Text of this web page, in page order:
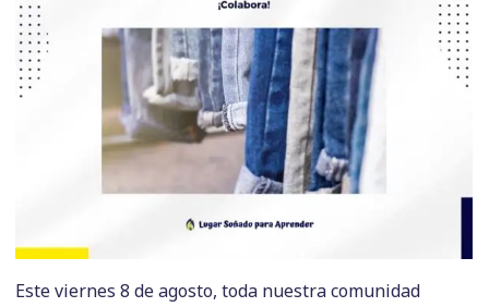
Este viernes 8 de agosto, toda nuestra comunidad